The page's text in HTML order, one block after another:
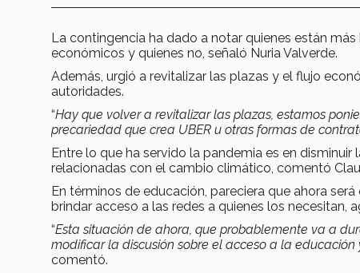
La contingencia ha dado a notar quienes están
económicos y quienes no, señaló Nuria Valverde.
Además, urgió a revitalizar las plazas y el flujo
autoridades.
“Hay que volver a revitalizar las plazas, estamos
precariedad que crea UBER u otras formas de
Entre lo que ha servido la pandemia es en
relacionadas con el cambio climático, comentó
En términos de educación, pareciera que ahora
brindar acceso a las redes a quienes los necesitan,
“Esta situación de ahora, que probablemente va a
modificar la discusión sobre el acceso a la
comentó.